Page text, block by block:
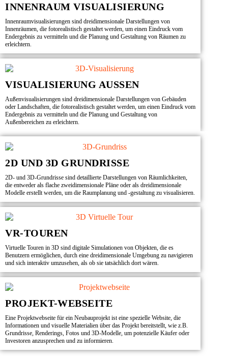
INNENRAUM VISUALISIERUNG
Innenraumvisualisierungen sind dreidimensionale Darstellungen von
Innenräumen, die fotorealistisch gestaltet werden, um einen Eindruck vom
Endergebnis zu vermitteln und die Planung und Gestaltung von Räumen zu
erleichtern.
VISUALISIERUNG AUSSEN
Außenvisualisierungen sind dreidimensionale Darstellungen von Gebäuden
oder Landschaften, die fotorealistisch gestaltet werden, um einen Eindruck vom
Endergebnis zu vermitteln und die Planung und Gestaltung von
Außenbereichen zu erleichtern.
2D UND 3D GRUNDRISSE
2D- und 3D-Grundrisse sind detaillierte Darstellungen von Räumlichkeiten,
die entweder als flache zweidimensionale Pläne oder als dreidimensionale
Modelle erstellt werden, um die Raumplanung und -gestaltung zu visualisieren.
VR-TOUREN
Virtuelle Touren in 3D sind digitale Simulationen von Objekten, die es
Benutzern ermöglichen, durch eine dreidimensionale Umgebung zu navigieren
und sich interaktiv umzusehen, als ob sie tatsächlich dort wären.
PROJEKT-WEBSEITE
Eine Projektwebseite für ein Neubauprojekt ist eine spezielle Website, die
Informationen und visuelle Materialien über das Projekt bereitstellt, wie z.B.
Grundrisse, Renderings, Fotos und 3D-Modelle, um potenzielle Käufer oder
Investoren anzusprechen und zu informieren.